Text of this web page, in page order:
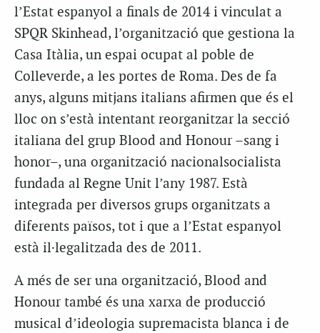
l’Estat espanyol a finals de 2014 i vinculat a
SPQR Skinhead, l’organització que gestiona la
Casa Itàlia, un espai ocupat al poble de
Colleverde, a les portes de Roma. Des de fa
anys, alguns mitjans italians afirmen que és el
lloc on s’està intentant reorganitzar la secció
italiana del grup Blood and Honour –sang i
honor–, una organització nacionalsocialista
fundada al Regne Unit l’any 1987. Està
integrada per diversos grups organitzats a
diferents països, tot i que a l’Estat espanyol
està il·legalitzada des de 2011.
A més de ser una organització, Blood and
Honour també és una xarxa de producció
musical d’ideologia supremacista blanca i de